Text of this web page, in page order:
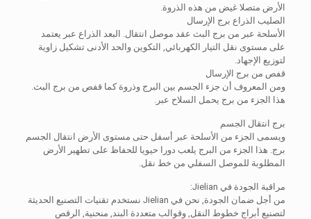
الأرض متصلا غيض من هذه الذروة.
الصليب الذراع برج الإرسال
الأسلحة عبر من برج البث عقد موصل انتقال. البعد الذراع عبر يعتمد
على مستوى نقل التيار الكهربائي, التكوين والحد الأدنى تشكيل زاوية
لتوزيع الإجهاد.
قفص من برج الإرسال
ومن المعروف أن جزء الجسم بين البرج وذروة كما قفص من برج البث.
هذا الجزء من برج يحمل السلاح عبر.
برج انتقال الجسم
ويسمى الجزء من الأسلحة عبر أسفل حتى مستوى الأرض انتقال الجسم
برج. هذا الجزء من البرج يلعب دورا حيويا للحفاظ على تطهير الأرض
المطلوبة للموصل السفلي من خط نقل.
مراقبة الجودة في Jielian:
من أجل ضمان الجودة, نحن في Jielian نستخدم تقنيات التصنيع الحديثة
لتصنيع أبراج خطوط النقل, وقوالب متعددة البند, منحنية, الرقص